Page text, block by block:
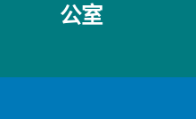
公室